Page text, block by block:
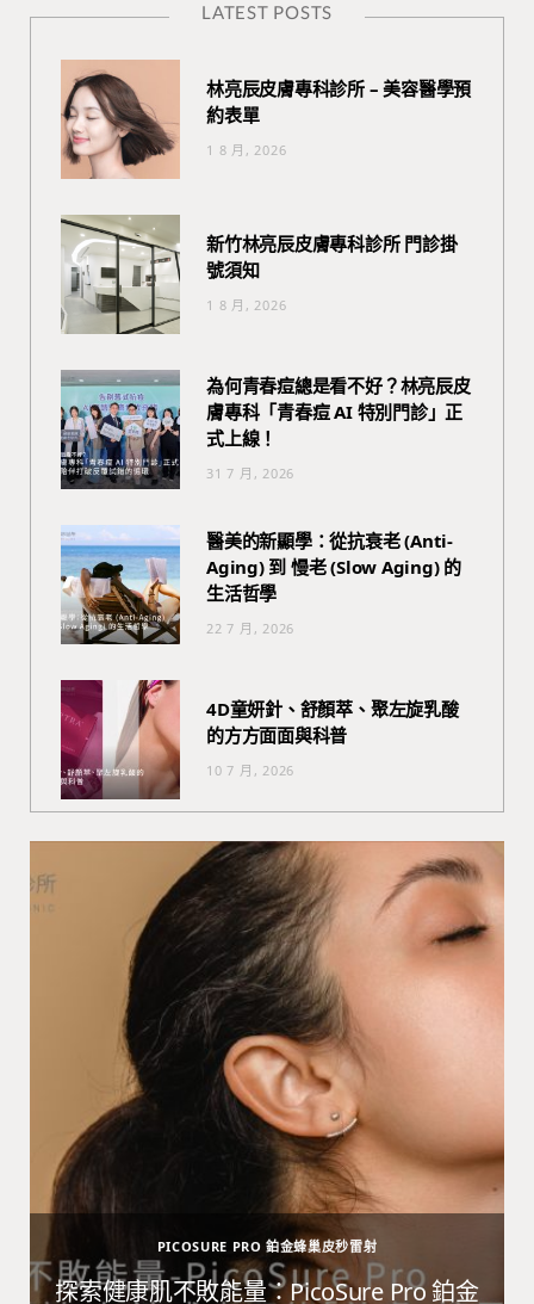
LATEST POSTS
林亮辰皮膚專科診所 – 美容醫學預
約表單
1 8 月, 2026
新竹林亮辰皮膚專科診所 門診掛
號須知
1 8 月, 2026
為何青春痘總是看不好？林亮辰皮
膚專科「青春痘 AI 特別門診」正
式上線！
31 7 月, 2026
醫美的新顯學：從抗衰老 (Anti-
Aging) 到 慢老 (Slow Aging) 的
生活哲學
22 7 月, 2026
4D童妍針、舒顏萃、聚左旋乳酸
的方方面面與科普
10 7 月, 2026
PICOSURE PRO 鉑金蜂巢皮秒雷射
探索健康肌不敗能量：PicoSure Pro 鉑金